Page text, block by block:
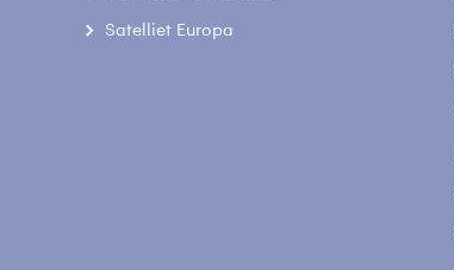
Satelliet Europa